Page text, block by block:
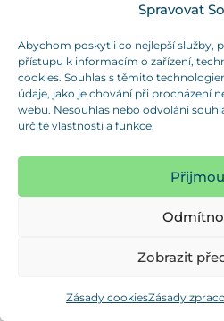
Spravovat
Abychom poskytli co nejlepší služby,
přístupu k informacím o zařízení,
cookies. Souhlas s těmito
údaje, jako je chování při procházení
webu. Nesouhlas nebo odvolání
určité vlastnosti a funkce.
Zobrazit
Zásady cookiesZásady
L: 125
M: M20
SW:
17
Objednací číslo: MFPAH 83
M20